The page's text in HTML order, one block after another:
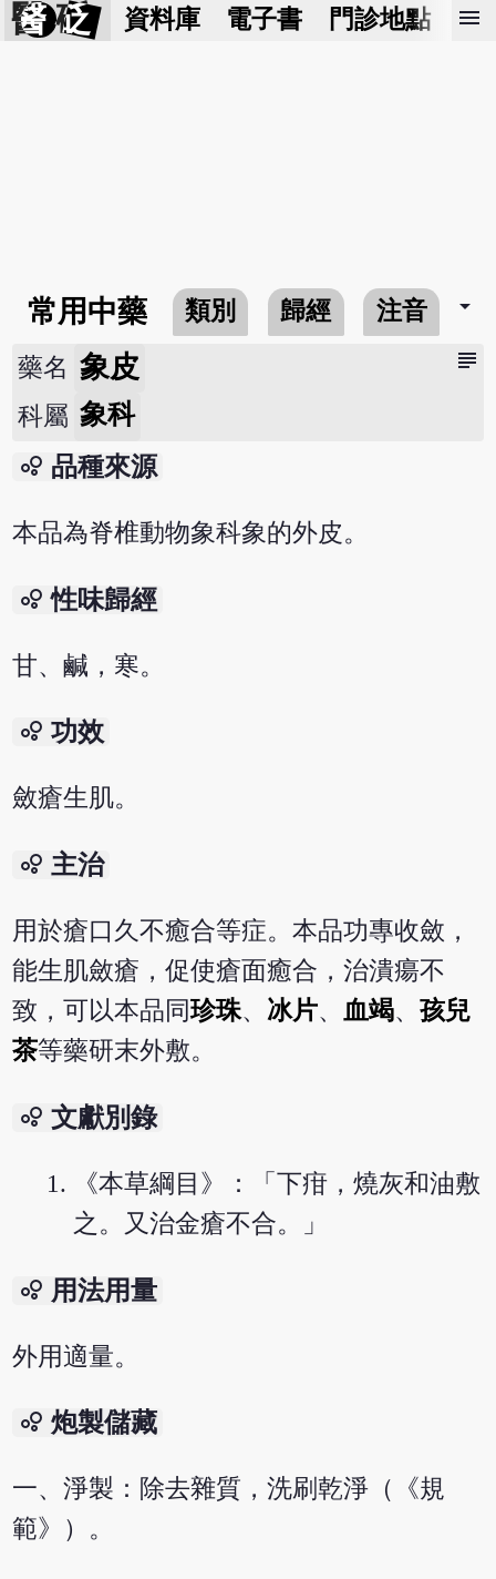
醫 砭 資料庫 電子書 門診地點 預
menu
常用中藥 類別 歸經 注音 arrow_drop_down
subject
藥名 象皮
科屬 象科
bubble_chart 品種來源
本品為脊椎動物象科象的外皮。
bubble_chart 性味歸經
甘、鹹，寒。
bubble_chart 功效
斂瘡生肌。
bubble_chart 主治
用於瘡口久不癒合等症。本品功專收斂，
能生肌斂瘡，促使瘡面癒合，治潰瘍不
致，可以本品同珍珠、 冰片、血竭、孩兒
茶等藥研末外敷。
bubble_chart 文獻別錄
《本草綱目》：「下疳，燒灰和油敷
之。又治金瘡不合。」
bubble_chart 用法用量
外用適量。
bubble_chart 炮製儲藏
一、淨製：除去雜質，洗刷乾淨（《規
範》）。